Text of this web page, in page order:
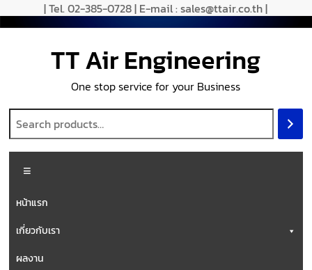
| Tel. 02-385-0728 | E-mail : sales@ttair.co.th |
TT Air Engineering
One stop service for your Business
หน้าแรก
เกี่ยวกับเรา
ผลงาน